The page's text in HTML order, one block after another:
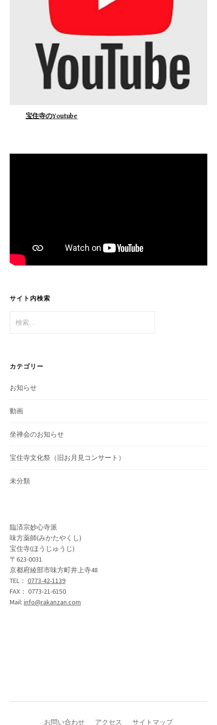
宝住寺のYoutube
サイト内検索
索:
カテゴリー
お知らせ
動画
坐禅会のお知らせ
宝住寺文化祭（旧お月見コンサート）
未分類
臨済宗妙心寺派
味方薬師(みかたやくし)
宝住寺(ほうじゅうじ)
〒623-0031
京都府綾部市味方町井上寺48
TEL： 0773-42-1139
FAX： 0773-21-6150
Mail: info@rakanzan.com
お問い合わせ アクセス サイトマップ